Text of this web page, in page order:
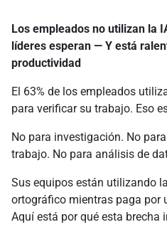
Los empleados no utilizan la
líderes esperan — Y está
productividad
El 63% de los empleados
para verificar su trabajo. Eso
No para investigación. No
trabajo. No para análisis de
Sus equipos están utilizando
ortográfico mientras paga por
Aquí está por qué esta brecha